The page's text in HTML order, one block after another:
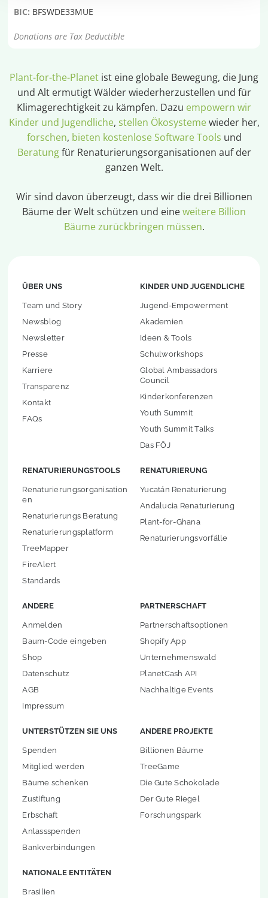
BIC: BFSWDE33MUE
Donations are Tax Deductible
Plant-for-the-Planet ist eine globale Bewegung, die Jung
und Alt ermutigt Wälder wiederherzustellen und für
Klimagerechtigkeit zu kämpfen. Dazu empowern wir
Kinder und Jugendliche, stellen Ökosystemewieder her,
forschen, bieten kostenlose Software Tools und
Beratungfür Renaturierungsorganisationen auf der
ganzen Welt.
Wir sind davon überzeugt, dass wir die drei Billionen
Bäume der Welt schützen und eineweitere Billion
Bäume zurückbringen müssen.
ÜBER UNS
Team und Story
Newsblog
Newsletter
Presse
Karriere
Transparenz
Kontakt
FAQs
KINDER UND JUGENDLICHE
Jugend-Empowerment
Akademien
Ideen & Tools
Schulworkshops
Global Ambassadors
Council
Kinderkonferenzen
Youth Summit
Youth Summit Talks
Das FÖJ
RENATURIERUNGSTOOLS
Renaturierungsorganisation
en
Renaturierungs Beratung
Renaturierungsplatform
TreeMapper
FireAlert
Standards
RENATURIERUNG
Yucatán Renaturierung
Andalucia Renaturierung
Plant-for-Ghana
Renaturierungsvorfälle
ANDERE
Anmelden
Baum-Code eingeben
Shop
Datenschutz
AGB
Impressum
PARTNERSCHAFT
Partnerschaftsoptionen
Shopify App
Unternehmenswald
PlanetCash API
Nachhaltige Events
UNTERSTÜTZEN SIE UNS
Spenden
Mitglied werden
Bäume schenken
Zustiftung
Erbschaft
Anlassspenden
Bankverbindungen
ANDERE PROJEKTE
Billionen Bäume
TreeGame
Die Gute Schokolade
Der Gute Riegel
Forschungspark
NATIONALE ENTITÄTEN
Brasilien